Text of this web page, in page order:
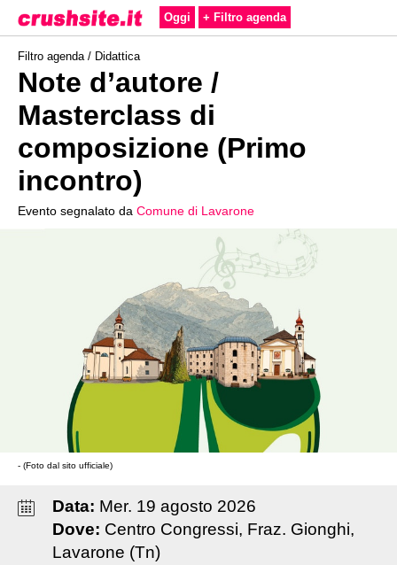
Oggi + Filtro agenda
Filtro agenda / Didattica
Note d’autore /
Masterclass di
composizione (Primo
incontro)
Evento segnalato da Comune di Lavarone
- (Foto dal sito ufficiale)
Data: Mer. 19 agosto 2026
Dove: Centro Congressi, Fraz. Gionghi,
Lavarone (Tn)